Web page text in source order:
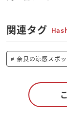
関連タグ
奈良の涼感スポッ